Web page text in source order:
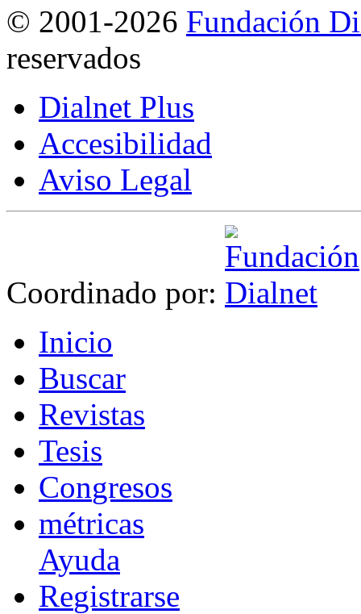
© 2001-2026 Fundación
reservados
Dialnet Plus
Accesibilidad
Aviso Legal
Coordinado por:
Inicio
Buscar
Revistas
Tesis
Congresos
métricas
Ayuda
Registrarse